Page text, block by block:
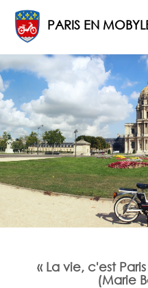
PARIS EN
« La vie, c'est
(Marie